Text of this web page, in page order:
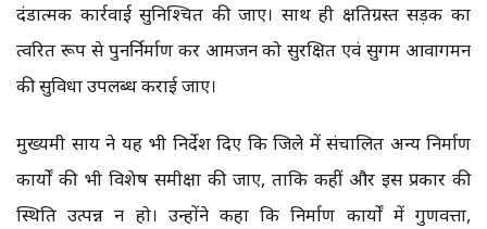
दंडात्मक कार्रवाई सुनिश्चित की जाए। साथ ही क्षतिग्रस्त सड़क का
त्वरित रूप से पुनर्निर्माण कर आमजन को सुरक्षित एवं सुगम आवागमन
की सुविधा उपलब्ध कराई जाए।
मुख्यमंत्री साय ने यह भी निर्देश दिए कि जिले में संचालित अन्य निर्माण
कार्यों की भी विशेष समीक्षा की जाए, ताकि कहीं और इस प्रकार की
स्थिति उत्पन्न न हो। उन्होंने कहा कि निर्माण कार्यों में गुणवत्ता,